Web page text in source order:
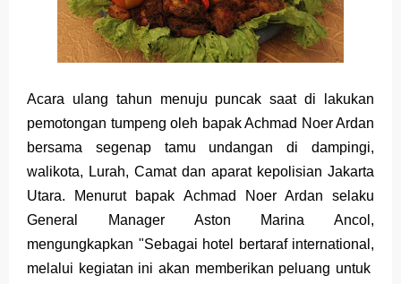
Acara ulang tahun menuju puncak saat di lakukan
pemotongan tumpeng oleh bapak Achmad Noer Ardan
bersama segenap tamu undangandi dampingi,
walikota, Lurah, Camat dan aparat kepolisian Jakarta
Utara. Menurut bapak Achmad Noer Ardan selaku
General Manager Aston Marina Ancol,
mengungkapkan "Sebagai hotel bertaraf international,
melalui kegiatan ini akan memberikan peluang untuk